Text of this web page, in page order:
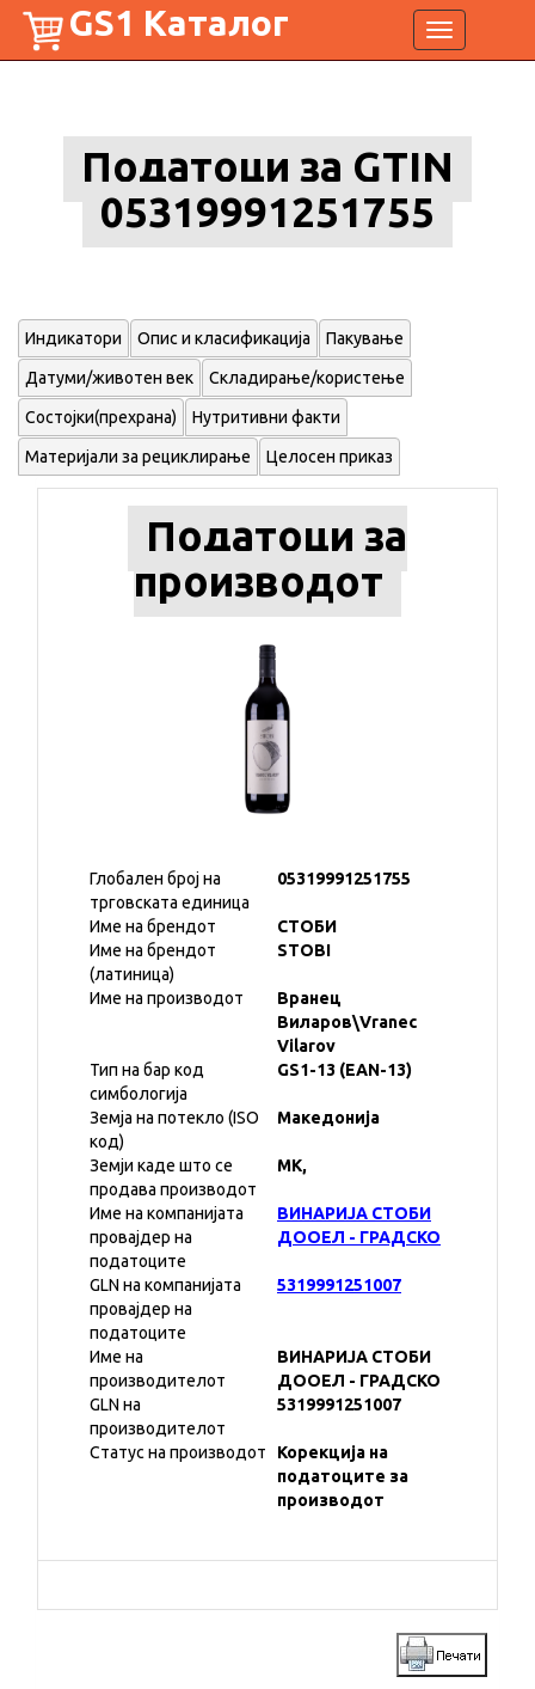
Toggle
navigation
GS1 Каталог
Податоци за GTIN
05319991251755
Индикатори Опис и класификација Пакување
Датуми/животен век Складирање/користење
Состојки(прехрана) Нутритивни факти
Материјали за рециклирање Целосен приказ
Податоци за
производот
Глобален број на
трговската единица
05319991251755
Име на брендот
СТОБИ
Име на брендот
(латиница)
STOBI
Име на производот
Вранец
Виларов\Vranec
Vilarov
Тип на бар код
симбологија
GS1-13 (EAN-13)
Земја на потекло (ISO
код)
Македонија
Земји каде што се
продава производот
MK,
Име на компанијата
провајдер на
податоците
ВИНАРИЈА СТОБИ
ДООЕЛ - ГРАДСКО
GLN на компанијата
провајдер на
податоците
5319991251007
Име на
производителот
ВИНАРИЈА СТОБИ
ДООЕЛ - ГРАДСКО
GLN на
производителот
5319991251007
Статус на производот
Корекција на
податоците за
производот